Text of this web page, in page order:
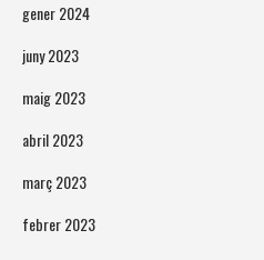
gener 2024
juny 2023
maig 2023
abril 2023
març 2023
febrer 2023